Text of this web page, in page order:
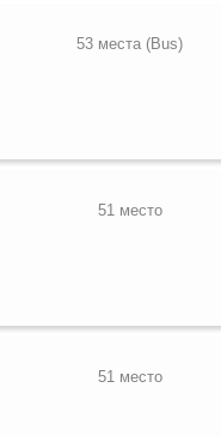
53 места (Bus)
51 место
51 место